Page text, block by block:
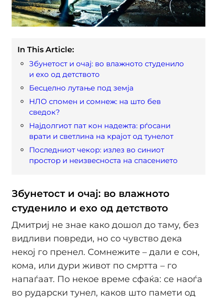
In This Article:
Збунетост и очај: во влажното студенило
и ехо од детството
Бесцелно лутање под земја
НЛО спомен и сомнеж: на што бев
сведок?
Најдолгиот пат кон надежта: рѓосани
врати и светлина на крајот од тунелот
Последниот чекор: излез во синиот
простор и неизвесноста на спасението
Збунетост и очај: во влажното
студенило и ехо од детството
Дмитриј не знае како дошол до таму, без
видливи повреди, но со чувство дека
некој го пренел. Сомнежите – дали е сон,
кома, или дури живот по смртта – го
напаѓаат. По некое време сфаќа: се наоѓа
во рударски тунел, каков што памети од